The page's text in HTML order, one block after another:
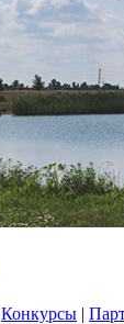
Конкурсы |